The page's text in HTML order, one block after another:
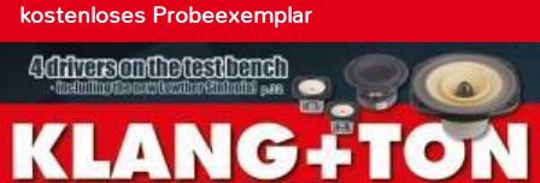
kostenloses Probeexemplar